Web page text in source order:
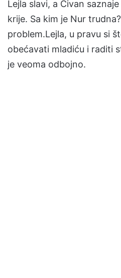
Lejla slavi, a Civan
krije. Sa kim je Nur
problem.Lejla, u pravu si
obećavati mladiću i raditi
je veoma odbojno.